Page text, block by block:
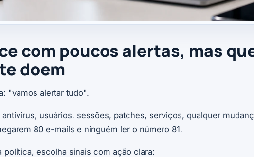
com poucos alertas, mas
doem
"vamos alertar tudo".
antivírus, usuários, sessões, patches, serviços, qualquer
80 e-mails e ninguém ler o número 81.
política, escolha sinais com ação clara: